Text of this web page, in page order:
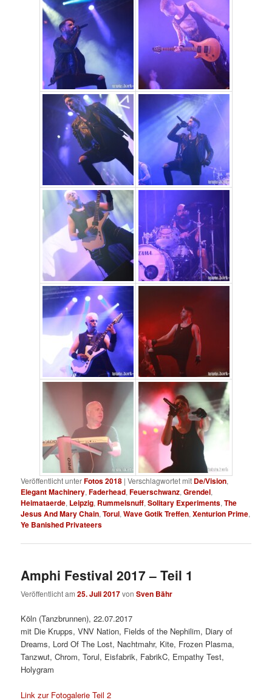
Veröffentlicht unterFotos 2018 |Verschlagwortet mit De/Vision,
Elegant Machinery,Faderhead,Feuerschwanz,Grendel,
Heimataerde, Leipzig, Rummelsnuff,Solitary Experiments,The
Jesus And Mary Chain,Torul,Wave Gotik Treffen,Xenturion Prime,
Ye Banished Privateers
Amphi Festival 2017 – Teil 1
Veröffentlicht am25. Juli 2017vonSven Bähr
Köln (Tanzbrunnen), 22.07.2017
mit Die Krupps, VNV Nation, Fields of the Nephilim, Diary of
Dreams, Lord Of The Lost, Nachtmahr, Kite, Frozen Plasma,
Tanzwut, Chrom, Torul, Eisfabrik, FabrikC, Empathy Test,
Holygram
Link zur Fotogalerie Teil 2